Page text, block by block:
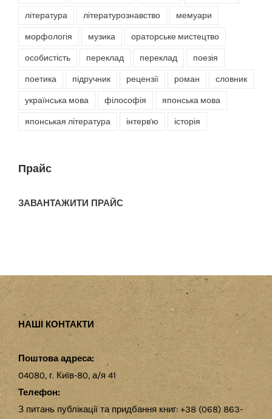
література літературознавство мемуари
морфологія музика ораторське мистецтво
особистість переклад переклад поезія
поетика підручник рецензії роман словник
українська мова філософія японська мова
японськая література інтерв'ю історія
Прайс
ЗАВАНТАЖИТИ ПРАЙС
НАШІ КОНТАКТИ
Поштова адреса:
04080, г. Київ-80, а/я 41
Телефон:
З питань публікації та придбання книг: +38 (068) 863-